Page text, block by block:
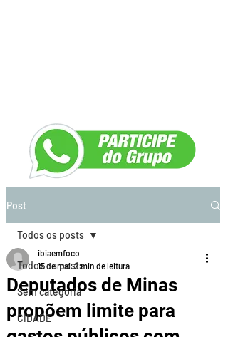
Post
Todos os posts
Sem categoria
CIDADE
Todos os posts
Deputados de Minas
propõem limite para
ibiaemfoco
15 de mai.2 min de leitura